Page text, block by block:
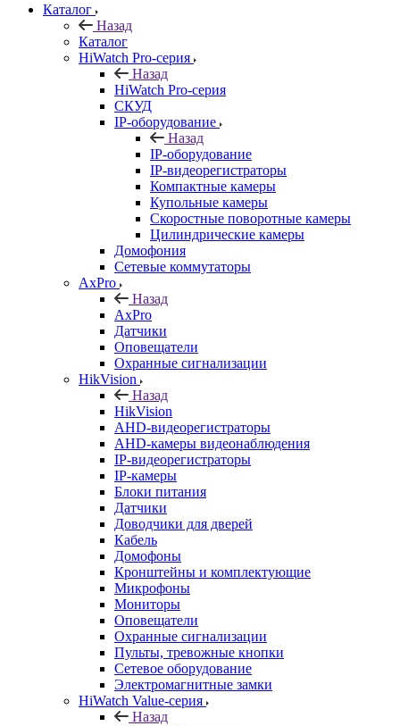
Каталог
Назад
Каталог
HiWatch Pro-серия
Назад
HiWatch Pro-серия
CКУД
IP-оборудование
Назад
IP-оборудование
IP-видеорегистраторы
Компактные камеры
Купольные камеры
Скоростные поворотные камеры
Цилиндрические камеры
Домофония
Сетевые коммутаторы
AxPro
Назад
AxPro
Датчики
Оповещатели
Охранные сигнализации
HikVision
Назад
HikVision
AHD-видеорегистраторы
AHD-камеры видеонаблюдения
IP-видеорегистраторы
IP-камеры
Блоки питания
Датчики
Доводчики для дверей
Кабель
Домофоны
Кронштейны и комплектующие
Микрофоны
Мониторы
Оповещатели
Охранные сигнализации
Пульты, тревожные кнопки
Сетевое оборудование
Электромагнитные замки
HiWatch Value-серия
Назад